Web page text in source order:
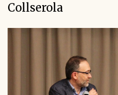
Collserola